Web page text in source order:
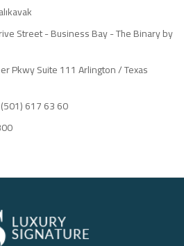
Street - Business Bay - The Binary by
Pkwy Suite 111 Arlington / Texas
617 63 60